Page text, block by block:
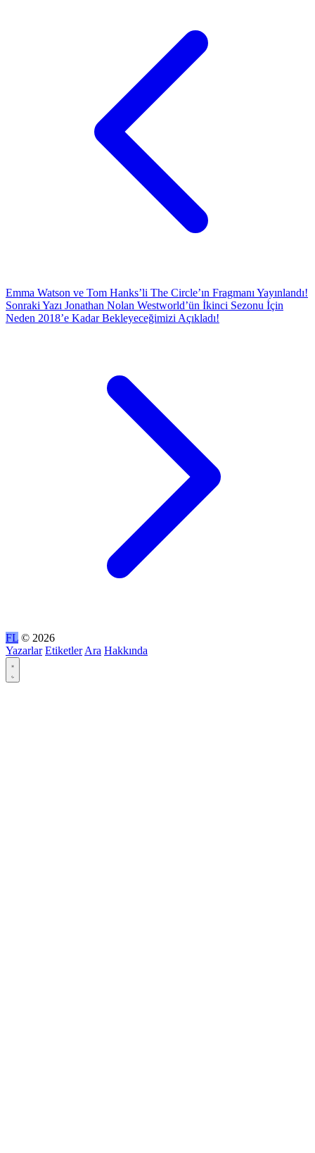
Emma Watson ve Tom Hanks’li The Circle’ın Fragmanı Yayınlandı!
Sonraki Yazı Jonathan Nolan Westworld’ün İkinci Sezonu İçin
Neden 2018’e Kadar Bekleyeceğimizi Açıkladı!
FL © 2026
Yazarlar Etiketler Ara Hakkında